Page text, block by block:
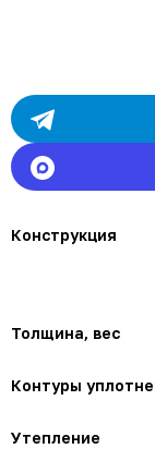
Конструкция
Толщина, вес
Контуры
Утепление